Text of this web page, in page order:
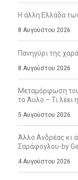
Η άλλη Ελλάδα
8 Αυγούστου 2026
Πανηγύρι της
8 Αυγούστου 2026
Μεταμόρφωση του
το Άϋλο – Τι λέει
5 Αυγούστου 2026
Άλλο Ανδρέας κι
Σαράφογλου-by
4 Αυγούστου 2026